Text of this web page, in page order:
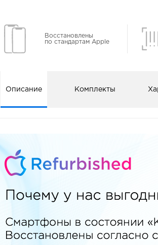
Восстановлены
по стандартам Apple
Описание Комплекты